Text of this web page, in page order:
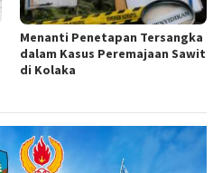
Menanti Penetapan Tersangka
dalam Kasus Peremajaan Sawit
di Kolaka